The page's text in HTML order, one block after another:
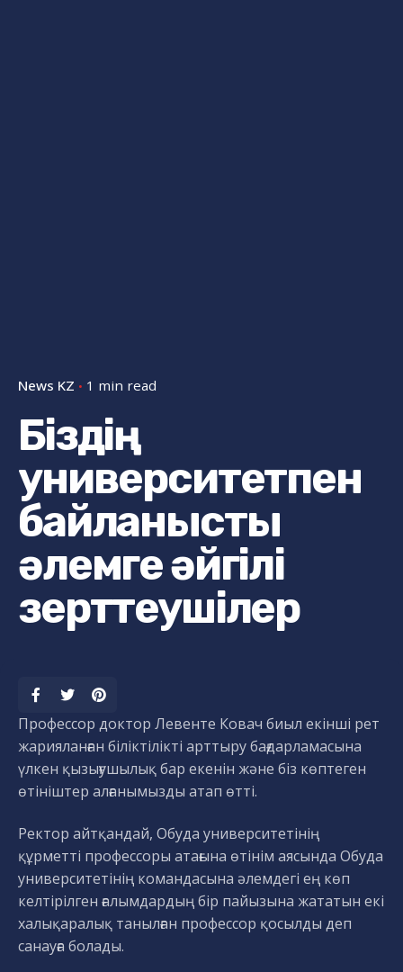
News KZ 1 min read
Біздің
университетпен
байланысты
әлемге әйгілі
зерттеушілер
Профессор доктор Левенте Ковач биыл екінші рет
жарияланған біліктілікті арттыру бағдарламасына
үлкен қызығушылық бар екенін және біз көптеген
өтініштер алғанымызды атап өтті.
Ректор айтқандай, Обуда университетінің
құрметті профессоры атағына өтінім аясында Обуда
университетінің командасына әлемдегі ең көп
келтірілген ғалымдардың бір пайызына жататын екі
халықаралық танылған профессор қосылды деп
санауға болады.